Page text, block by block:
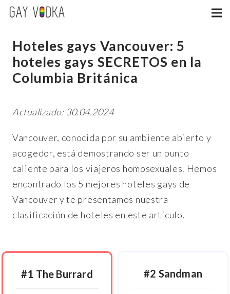
Hoteles gays Vancouver: 5
hoteles gays SECRETOS en la
Columbia Británica
Actualizado: 30.04.2024
Vancouver, conocida por su ambiente abierto y
acogedor, está demostrando ser un punto
caliente para los viajeros homosexuales. Hemos
encontrado los 5 mejores hoteles gays de
Vancouver y te presentamos nuestra
clasificación de hoteles en este artículo.
#1 The Burrard #2 Sandman